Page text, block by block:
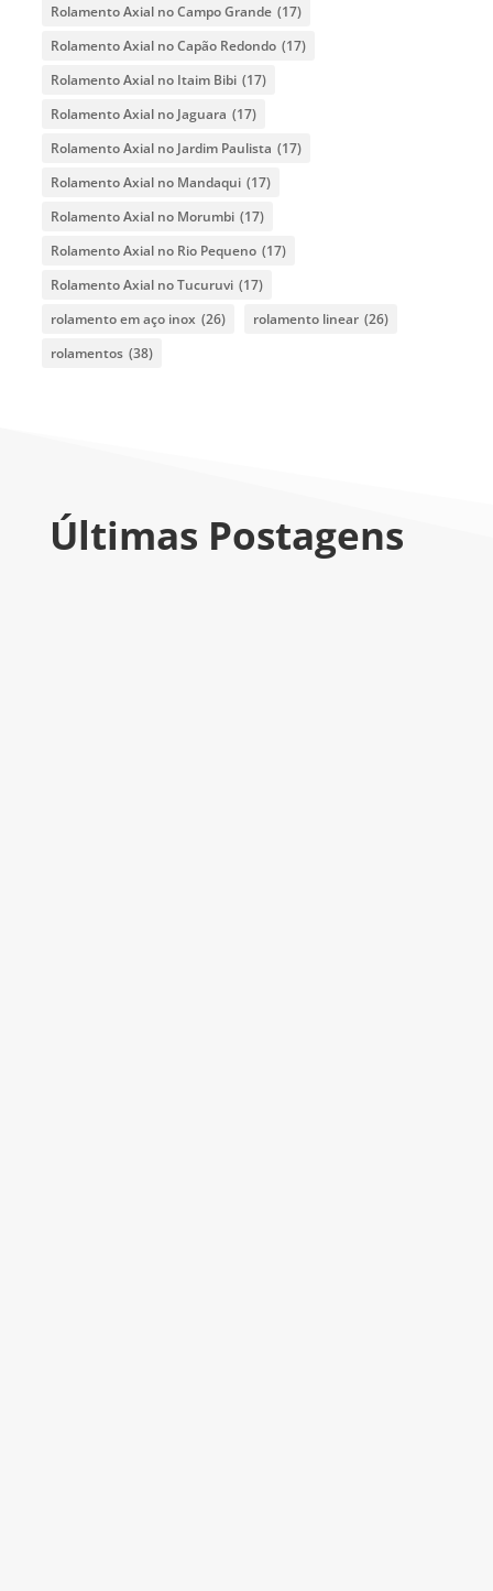
Rolamento Axial no Campo Grande (17)
Rolamento Axial no Capão Redondo (17)
Rolamento Axial no Itaim Bibi (17)
Rolamento Axial no Jaguara (17)
Rolamento Axial no Jardim Paulista (17)
Rolamento Axial no Mandaqui (17)
Rolamento Axial no Morumbi (17)
Rolamento Axial no Rio Pequeno (17)
Rolamento Axial no Tucuruvi (17)
rolamento em aço inox (26) rolamento linear (26)
rolamentos (38)
Últimas Postagens